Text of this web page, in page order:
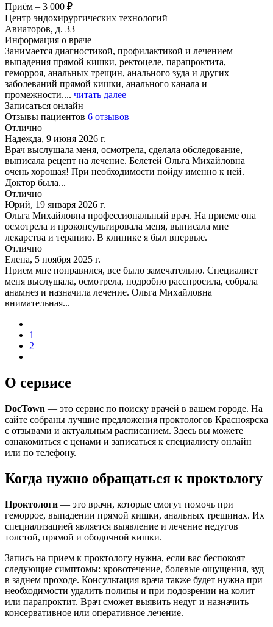
Приём – 3 000 ₽
Центр эндохирургических технологий
Авиаторов, д. 33
Информация о враче
Занимается диагностикой, профилактикой и лечением
выпадения прямой кишки, ректоцеле, парапроктита,
геморроя, анальных трещин, анального зуда и других
заболеваний прямой кишки, анального канала и
промежности.... читать далее
Записаться онлайн
Отзывы пациентов 6 отзывов
Отлично
Надежда, 9 июня 2026 г.
Врач выслушала меня, осмотрела, сделала обследование,
выписала рецепт на лечение. Белетей Ольга Михайловна
очень хорошая! При необходимости пойду именно к ней.
Доктор была...
Отлично
Юрий, 19 января 2026 г.
Ольга Михайловна профессиональный врач. На приеме она
осмотрела и проконсультировала меня, выписала мне
лекарства и терапию. В клинике я был впервые.
Отлично
Елена, 5 ноября 2025 г.
Прием мне понравился, все было замечательно. Специалист
меня выслушала, осмотрела, подробно расспросила, собрала
анамнез и назначила лечение. Ольга Михайловна
внимательная...
1
2
О сервисе
DocTown — это сервис по поиску врачей в вашем городе. На
сайте собраны лучшие предложения проктологов Красноярска
с отзывами и актуальным расписанием. Здесь вы можете
ознакомиться с ценами и записаться к специалисту онлайн
или по телефону.
Когда нужно обращаться к проктологу
Проктологи — это врачи, которые смогут помочь при
геморрое, выпадении прямой кишки, анальных трещинах. Их
специализацией является выявление и лечение недугов
толстой, прямой и ободочной кишки.
Запись на прием к проктологу нужна, если вас беспокоят
следующие симптомы: кровотечение, болевые ощущения, зуд
в заднем проходе. Консультация врача также будет нужна при
необходимости удалить полипы и при подозрении на колит
или парапроктит. Врач сможет выявить недуг и назначить
консервативное или оперативное лечение.